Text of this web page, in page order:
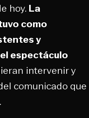
hoy. La
como
y
espectáculo
intervenir y
comunicado que